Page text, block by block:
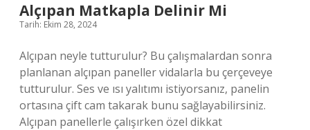
Alçıpan Matkapla Delinir Mi
Tarih: Ekim 28, 2024
Alçıpan neyle tutturulur? Bu çalışmalardan sonra
planlanan alçıpan paneller vidalarla bu çerçeveye
tutturulur. Ses ve ısı yalıtımı istiyorsanız, panelin
ortasına çift cam takarak bunu sağlayabilirsiniz.
Alçıpan panellerle çalışırken özel dikkat